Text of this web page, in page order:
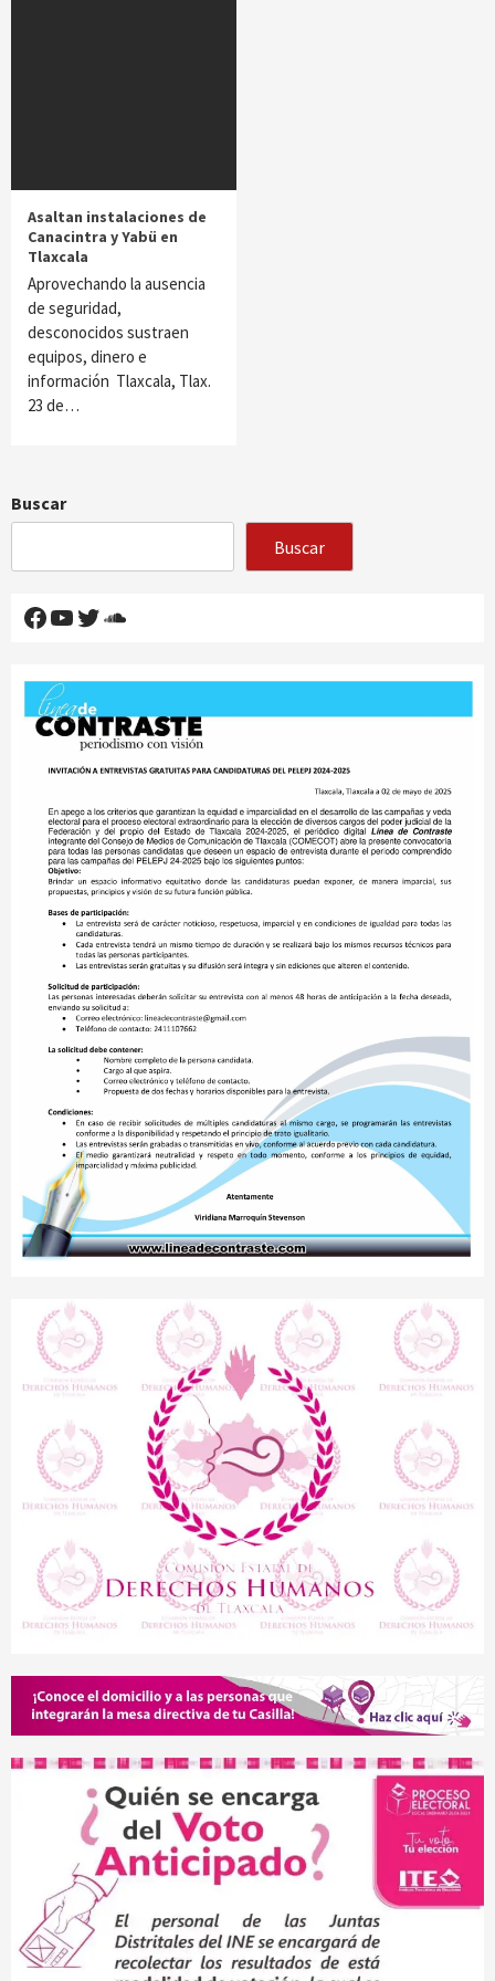
Asaltan instalaciones de
Canacintra y Yabü en
Tlaxcala
Aprovechando la ausencia
de seguridad,
desconocidos sustraen
equipos, dinero e
información Tlaxcala, Tlax.
23 de…
Buscar
Buscar
Facebook
YouTube
Twitter
SoundCloud